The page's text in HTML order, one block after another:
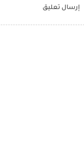
إرسال تعليق